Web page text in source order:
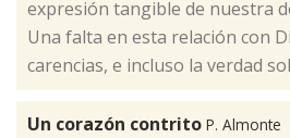
expresión tangible de nuestra
Una falta en esta relación con
carencias, e incluso la verdad
Un corazón contrito P. Almonte